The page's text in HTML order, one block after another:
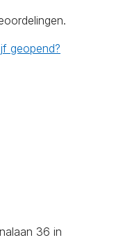
geopend?
36 in